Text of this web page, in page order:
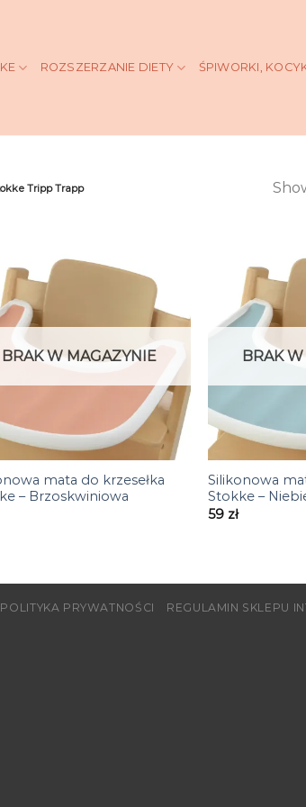
ROZSZERZANIE DIETY ŚPIWORKI,
Tripp Trapp
BRAK W MAGAZYNIE
mata do krzesełka
– Brzoskwiniowa
BRAK
Silikonowa
Stokke –
59 zł
POLITYKA PRYWATNOŚCI REGULAMIN SKLEPU